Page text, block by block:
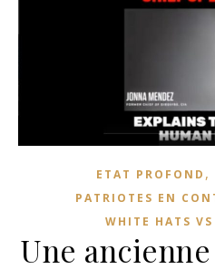
ETAT PROFOND ,
PATRIOTES EN
WHITE HATS VS
Une